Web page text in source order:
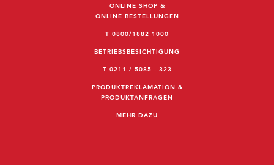
ONLINE SHOP &
ONLINE BESTELLUNGEN
T 0800/1882 1000
BETRIEBSBESICHTIGUNG
T 0211 / 5085 - 323
PRODUKTREKLAMATION &
PRODUKTANFRAGEN
MEHR DAZU